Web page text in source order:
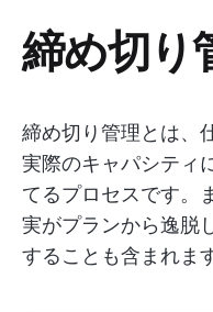
締め切り
締め切り管理とは、
実際のキャパシティ
てるプロセスです。
実がプランから逸脱
することも含まれま